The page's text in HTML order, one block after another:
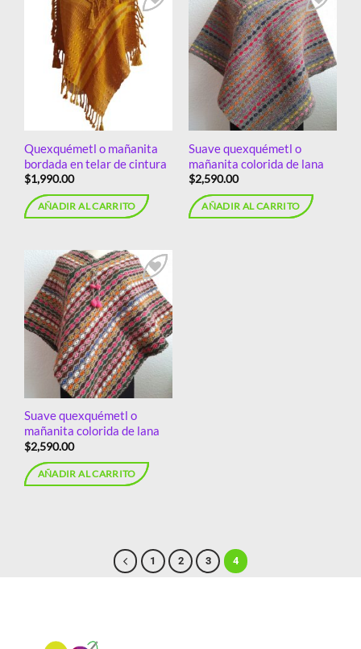
Añadir
lista de
deseos
Quexquémetl o mañanita
bordada en telar de cintura
$1,990.00
AÑADIR AL CARRITO
Añadir
a la
lista de
deseos
Suave quexquémetl o
mañanita colorida de lana
$2,590.00
AÑADIR AL CARRITO
Añadir
a la
lista de
deseos
Suave quexquémetl o
mañanita colorida de lana
$2,590.00
AÑADIR AL CARRITO
1 2 3 4